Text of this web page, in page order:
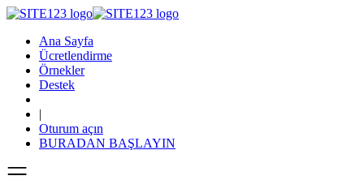
Ana Sayfa
Ücretlendirme
Örnekler
Destek
|
Oturum açın
BURADAN BAŞLAYIN